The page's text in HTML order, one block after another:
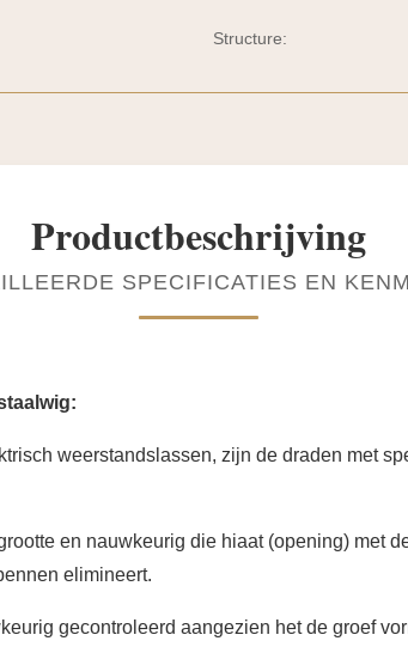
Structure:
Productbeschrijving
SPECIFICATIES EN
weerstandslassen, zijn de draden met
en nauwkeurig die hiaat (opening) met
elimineert.
gecontroleerd aangezien het de groef